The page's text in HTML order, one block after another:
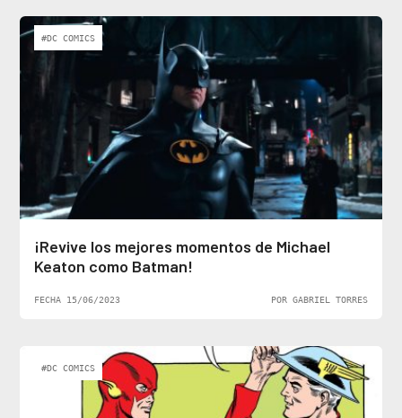
#DC COMICS
¡Revive los mejores momentos de Michael
Keaton como Batman!
FECHA 15/06/2023 POR GABRIEL TORRES
#DC COMICS